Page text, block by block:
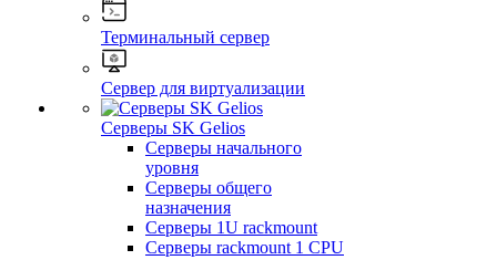
Терминальный сервер
Сервер для виртуализации
Серверы SK Gelios
Серверы начального
уровня
Серверы общего
назначения
Серверы 1U rackmount
Серверы rackmount 1 CPU